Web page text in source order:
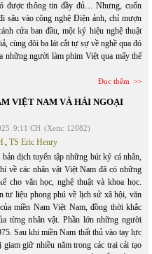
được thông tin đầy đủ… Nhưng, cuốn
sâu vào công nghệ Điện ảnh, chỉ mượn
cửa ban đầu, một ký hiệu nghệ thuật
cùng đôi ba lát cắt tự sự về nghề qua đó
những người làm phim Việt qua mấy thế
Đọc thêm
VIỆT NAM VÀ HẢI NGOẠI
9:11 CH (Xem: 12082)
, TS Eric Henry
bản dịch tuyển tập những bút ký cá nhân,
về các nhân vật Việt Nam đã có những
cho văn học, nghệ thuật và khoa học.
tư liệu phong phú về lịch sử xã hội, văn
miền Nam Việt Nam, đồng thời khắc
từng nhân vật. Phần lớn những người
Sau khi miền Nam thất thủ vào tay lực
giữ nhiều năm trong các trại cải tạo